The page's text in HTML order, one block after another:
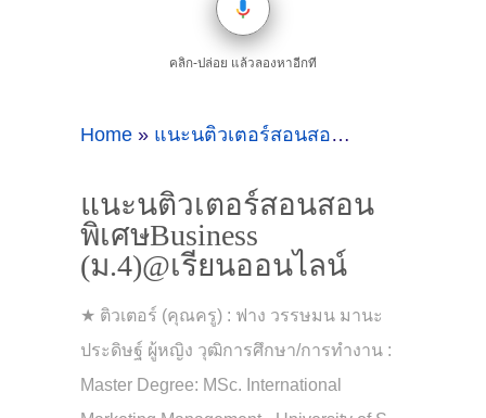
คลิก-ปล่อย แล้วลองหาอีกที
Home » แนะนติวเตอร์สอนสอนพิเศษBusiness
แนะนติวเตอร์สอนสอน
พิเศษBusiness
(ม.4)@เรียนออนไลน์
★ ติวเตอร์ (คุณครู) : ฟาง วรรษมน มานะ
ประดิษฐ์ ผู้หญิง วุฒิการศึกษา/การทำงาน :
Master Degree: MSc. International